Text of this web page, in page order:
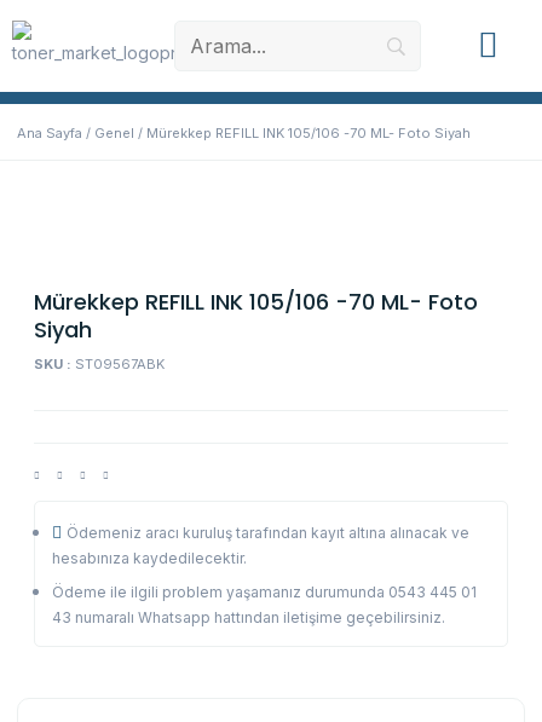
Ana Sayfa / Genel / Mürekkep REFILL INK 105/106 -70 ML- Foto Siyah
Mürekkep REFILL INK 105/106 -70 ML- Foto
Siyah
SKU : ST09567ABK
Ödemeniz aracı kuruluş tarafından kayıt altına alınacak ve
hesabınıza kaydedilecektir.
Ödeme ile ilgili problem yaşamanız durumunda 0543 445 01
43 numaralı Whatsapp hattından iletişime geçebilirsiniz.